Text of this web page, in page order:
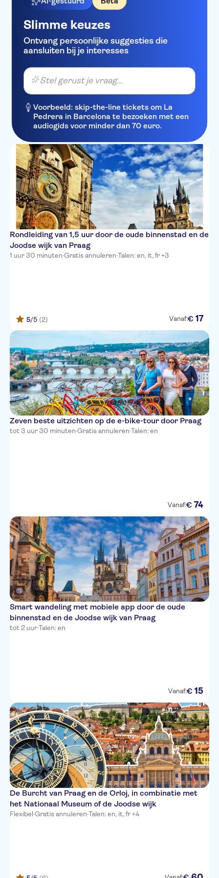
Slimme keuzes
Ontvang persoonlijke suggesties die
aansluiten bij je interesses
Stel gerust je vraag...
Voorbeeld: skip-the-line tickets om La
Pedrera in Barcelona te bezoeken met een
audiogids voor minder dan 70 euro.
Rondleiding van 1,5 uur door de oude binnenstad en de
Joodse wijk van Praag
1 uur 30 minuten·Gratis annuleren·Talen: en, it, fr +3
5/5 (2) Vanaf:€ 17
Zeven beste uitzichten op de e-bike-tour door Praag
tot 3 uur 30 minuten·Gratis annuleren·Talen: en
Vanaf:€ 74
Smart wandeling met mobiele app door de oude
binnenstad en de Joodse wijk van Praag
tot 2 uur·Talen: en
Vanaf:€ 15
De Burcht van Praag en de Orloj, in combinatie met
het Nationaal Museum of de Joodse wijk
Flexibel·Gratis annuleren·Talen: en, it, fr +4